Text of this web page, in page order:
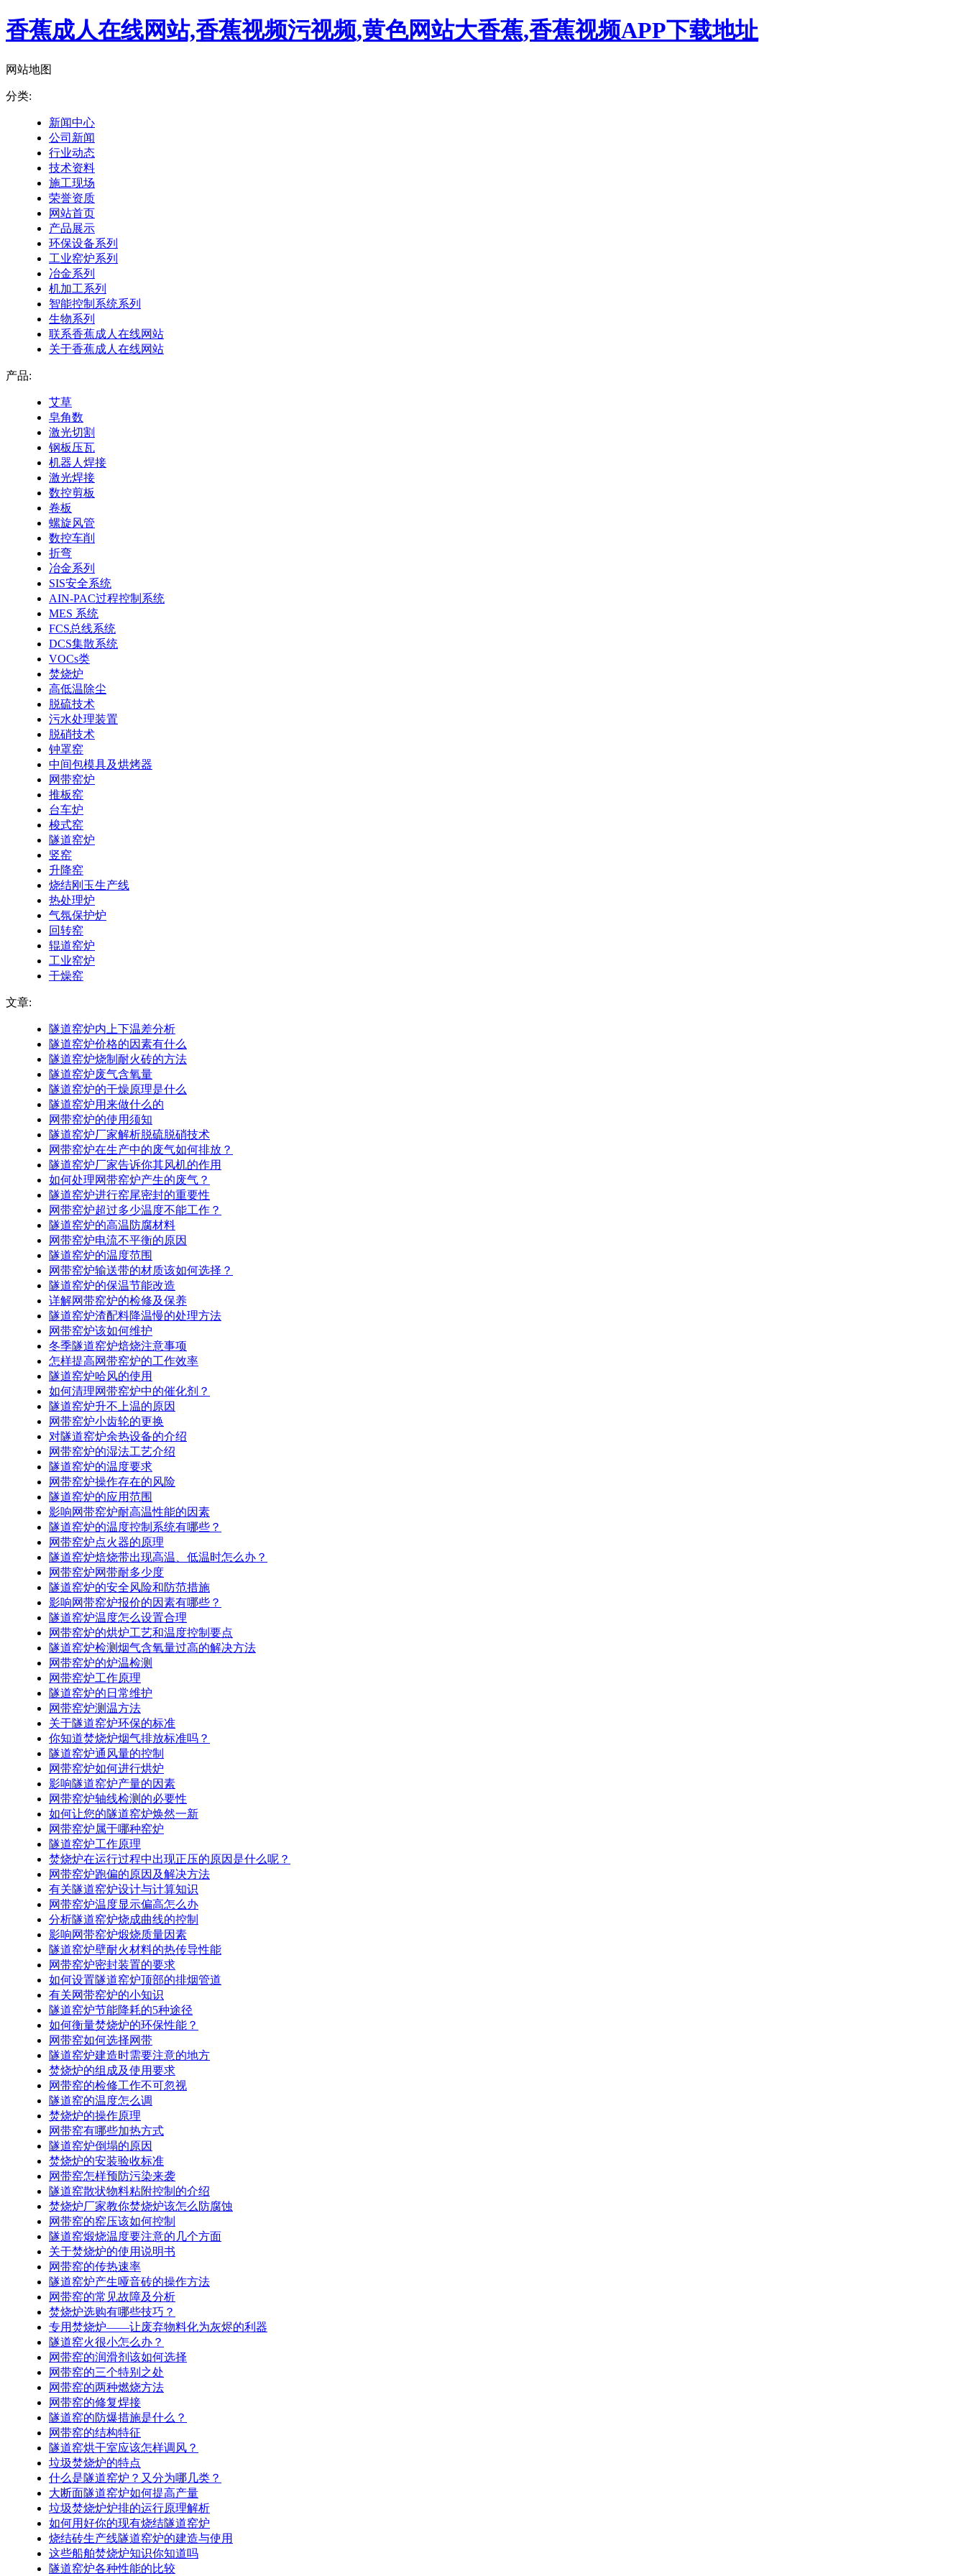
香蕉成人在线网站,香蕉视频污视频,黄色网站大香蕉,香蕉视频APP下载地址
网站地图
分类:
新闻中心
公司新闻
行业动态
技术资料
施工现场
荣誉资质
网站首页
产品展示
环保设备系列
工业窑炉系列
冶金系列
机加工系列
智能控制系统系列
生物系列
联系香蕉成人在线网站
关于香蕉成人在线网站
产品:
艾草
皂角数
激光切割
钢板压瓦
机器人焊接
激光焊接
数控剪板
卷板
螺旋风管
数控车削
折弯
冶金系列
SIS安全系统
AIN-PAC过程控制系统
MES 系统
FCS总线系统
DCS集散系统
VOCs类
焚烧炉
高低温除尘
脱硫技术
污水处理装置
脱硝技术
钟罩窑
中间包模具及烘烤器
网带窑炉
推板窑
台车炉
梭式窑
隧道窑炉
竖窑
升降窑
烧结刚玉生产线
热处理炉
气氛保护炉
回转窑
辊道窑炉
工业窑炉
干燥窑
文章:
隧道窑炉内上下温差分析
隧道窑炉价格的因素有什么
隧道窑炉烧制耐火砖的方法
隧道窑炉废气含氧量
隧道窑炉的干燥原理是什么
隧道窑炉用来做什么的
网带窑炉的使用须知
隧道窑炉厂家解析脱硫脱硝技术
网带窑炉在生产中的废气如何排放？
隧道窑炉厂家告诉你其风机的作用
如何处理网带窑炉产生的废气？
隧道窑炉进行窑尾密封的重要性
网带窑炉超过多少温度不能工作？
隧道窑炉的高温防腐材料
网带窑炉电流不平衡的原因
隧道窑炉的温度范围
网带窑炉输送带的材质该如何选择？
隧道窑炉的保温节能改造
详解网带窑炉的检修及保养
隧道窑炉渣配料降温慢的处理方法
网带窑炉该如何维护
冬季隧道窑炉焙烧注意事项
怎样提高网带窑炉的工作效率
隧道窑炉哈风的使用
如何清理网带窑炉中的催化剂？
隧道窑炉升不上温的原因
网带窑炉小齿轮的更换
对隧道窑炉余热设备的介绍
网带窑炉的湿法工艺介绍
隧道窑炉的温度要求
网带窑炉操作存在的风险
隧道窑炉的应用范围
影响网带窑炉耐高温性能的因素
隧道窑炉的温度控制系统有哪些？
网带窑炉点火器的原理
隧道窑炉焙烧带出现高温、低温时怎么办？
网带窑炉网带耐多少度
隧道窑炉的安全风险和防范措施
影响网带窑炉报价的因素有哪些？
隧道窑炉温度怎么设置合理
网带窑炉的烘炉工艺和温度控制要点
隧道窑炉检测烟气含氧量过高的解决方法
网带窑炉的炉温检测
网带窑炉工作原理
隧道窑炉的日常维护
网带窑炉测温方法
关于隧道窑炉环保的标准
你知道焚烧炉烟气排放标准吗？
隧道窑炉通风量的控制
网带窑炉如何进行烘炉
影响隧道窑炉产量的因素
网带窑炉轴线检测的必要性
如何让您的隧道窑炉焕然一新
网带窑炉属于哪种窑炉
隧道窑炉工作原理
焚烧炉在运行过程中出现正压的原因是什么呢？
网带窑炉跑偏的原因及解决方法
有关隧道窑炉设计与计算知识
网带窑炉温度显示偏高怎么办
分析隧道窑炉烧成曲线的控制
影响网带窑炉煅烧质量因素
隧道窑炉壁耐火材料的热传导性能
网带窑炉密封装置的要求
如何设置隧道窑炉顶部的排烟管道
有关网带窑炉的小知识
隧道窑炉节能降耗的5种途径
如何衡量焚烧炉的环保性能？
网带窑如何选择网带
隧道窑炉建造时需要注意的地方
焚烧炉的组成及使用要求
网带窑的检修工作不可忽视
隧道窑的温度怎么调
焚烧炉的操作原理
网带窑有哪些加热方式
隧道窑炉倒塌的原因
焚烧炉的安装验收标准
网带窑怎样预防污染来袭
隧道窑散状物料粘附控制的介绍
焚烧炉厂家教你焚烧炉该怎么防腐蚀
网带窑的窑压该如何控制
隧道窑煅烧温度要注意的几个方面
关于焚烧炉的使用说明书
网带窑的传热速率
隧道窑炉产生哑音砖的操作方法
网带窑的常见故障及分析
焚烧炉选购有哪些技巧？
专用焚烧炉——让废弃物料化为灰烬的利器
隧道窑火很小怎么办？
网带窑的润滑剂该如何选择
网带窑的三个特别之处
网带窑的两种燃烧方法
网带窑的修复焊接
隧道窑的防爆措施是什么？
网带窑的结构特征
隧道窑烘干室应该怎样调风？
垃圾焚烧炉的特点
什么是隧道窑炉？又分为哪几类？
大断面隧道窑炉如何提高产量
垃圾焚烧炉炉排的运行原理解析
如何用好你的现有烧结隧道窑炉
烧结砖生产线隧道窑炉的建造与使用
这些船舶焚烧炉知识你知道吗
隧道窑炉各种性能的比较